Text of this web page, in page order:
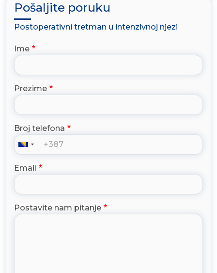
Pošaljite poruku
Postoperativni tretman u intenzivnoj njezi
Ime
Prezime
Broj telefona
Email
Postavite nam pitanje